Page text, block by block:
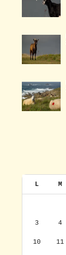
L M
3 4
10 11